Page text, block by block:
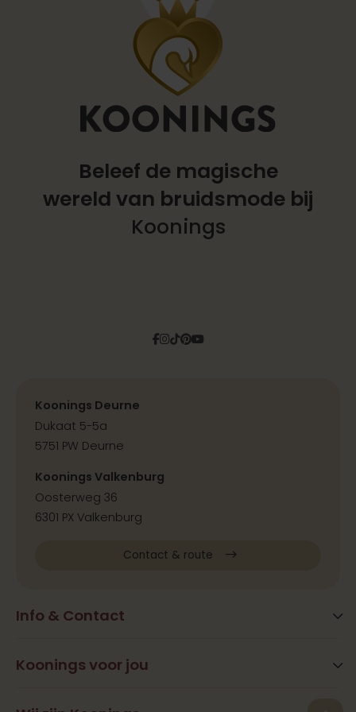
Beleef de magische
wereld van bruidsmode bij
Koonings
Facebook
Instagram
Tiktok
Pinterest
YouTube
Info & Contact
FAQ
Koonings voor jou
Koonings Deurne
Dukaat 5-5a
5751 PW Deurne
Koonings Valkenburg
Oosterweg 36
6301 PX Valkenburg
Contact & route